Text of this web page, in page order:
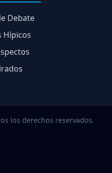
Debate
Hípicos
los derechos reservados.